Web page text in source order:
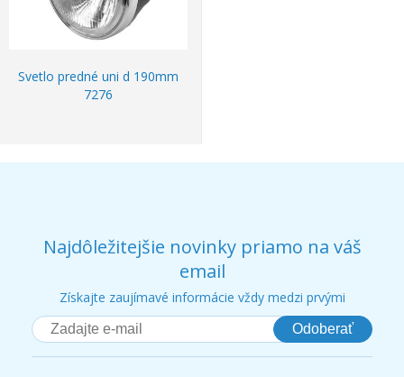
Svetlo predné uni d 190mm
7276
Najdôležitejšie novinky priamo na váš
email
Získajte zaujímavé informácie vždy medzi prvými
Odoberať